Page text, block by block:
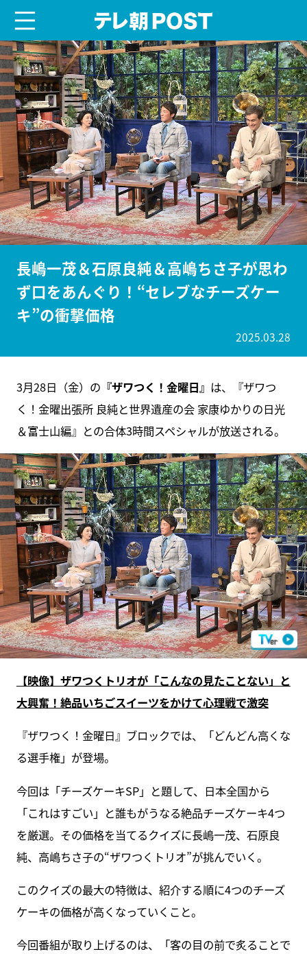
長嶋一茂＆石原良純＆高嶋ちさ子が思わ
ず口をあんぐり！“セレブなチーズケー
キ”の衝撃価格
2025.03.28
3月28日（金）の 『ザワつく！金曜日』 は、『ザワつ
く！金曜出張所 良純と世界遺産の会 家康ゆかりの日光
＆富士山編』との合体3時間スペシャルが放送される。
【映像】ザワつくトリオが「こんなの見たことない」と
大興奮！絶品いちごスイーツをかけて心理戦で激突
『ザワつく！金曜日』ブロックでは、「どんどん高くな
る選手権」が登場。
今回は「チーズケーキSP」と題して、日本全国から
「これはすごい」と誰もがうなる絶品チーズケーキ4つ
を厳選。その価格を当てるクイズに長嶋一茂、石原良
純、高嶋ちさ子の“ザワつくトリオ”が挑んでいく。
このクイズの最大の特徴は、紹介する順に4つのチーズ
ケーキの価格が高くなっていくこと。
今回番組が取り上げるのは、「客の目の前で炙ることで